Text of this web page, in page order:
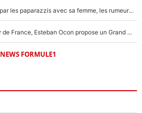
F1 : Charles Leclerc surpris par les paparazzis avec sa femme, les rumeurs étaient vraies !
Comme pour le final du Tour de France, Esteban Ocon propose un Grand Prix de Formule 1 à Paris : «Autour de l’Arc de Triomphe, ce serait génial» !
NEWS FORMULE1